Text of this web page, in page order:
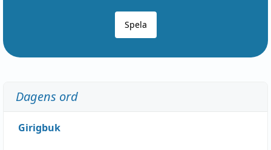
Spela
Dagens ord
Girigbuk